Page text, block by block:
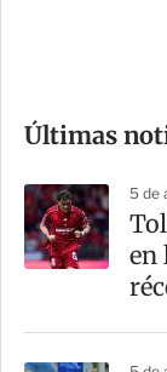
m
a
r
t
Últimas
5 de
en